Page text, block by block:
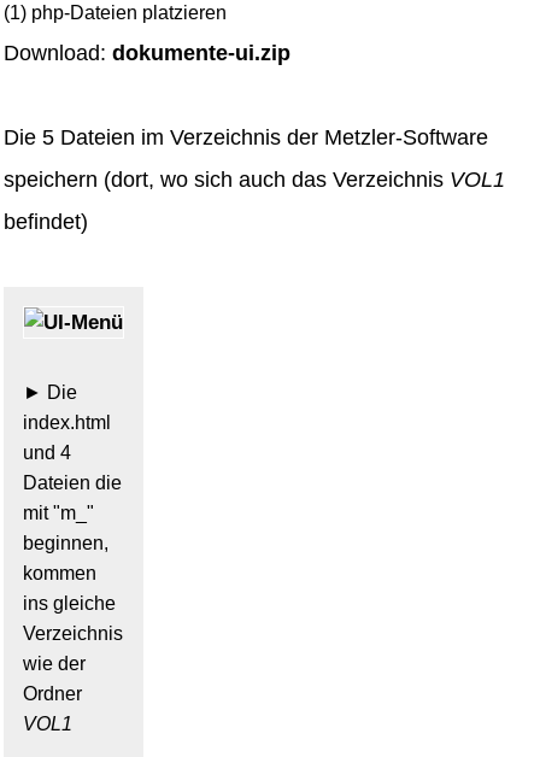
(1) php-Dateien platzieren
Download:dokumente-ui.zip
Die 5 Dateien im Verzeichnis der Metzler-Software
speichern (dort, wo sich auch das Verzeichnis VOL1
befindet)
Die
index.html
und 4
Dateien die
mit "m_"
beginnen,
kommen
ins gleiche
Verzeichnis
wie der
Ordner
VOL1